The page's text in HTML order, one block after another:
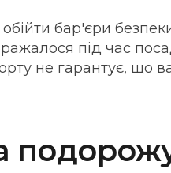
бар'єри
під час
не гарантує, що